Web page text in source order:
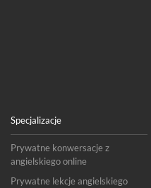
Specjalizacje
Prywatne konwersacje z
angielskiego online
Prywatne lekcje angielskiego